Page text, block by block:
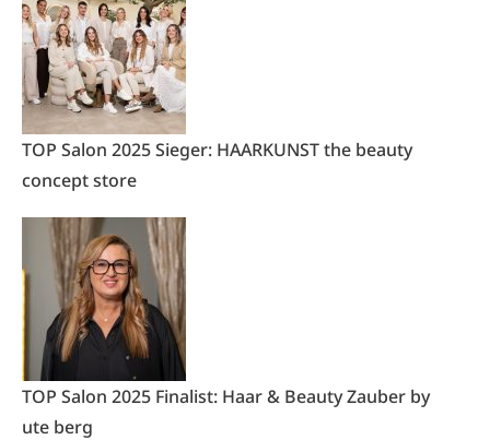
TOP Salon 2025 Sieger: HAARKUNST the beauty
concept store
TOP Salon 2025 Finalist: Haar & Beauty Zauber by
ute berg